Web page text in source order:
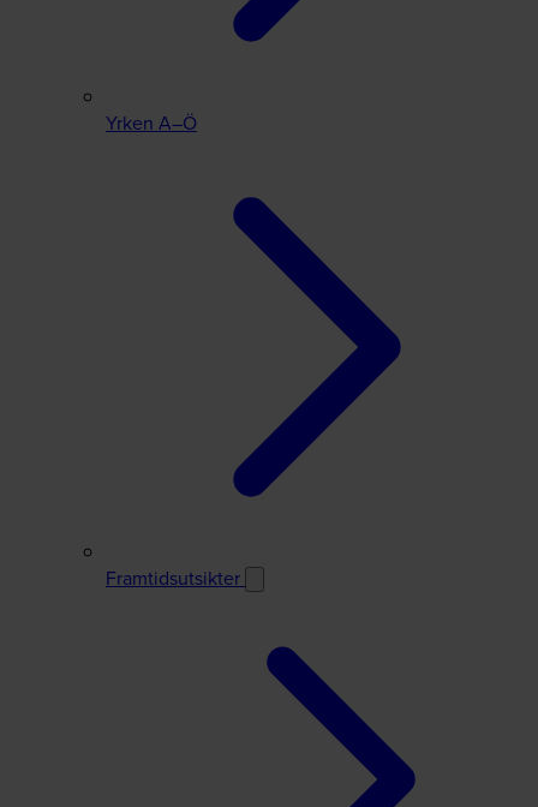
Yrken A–Ö
Framtidsutsikter